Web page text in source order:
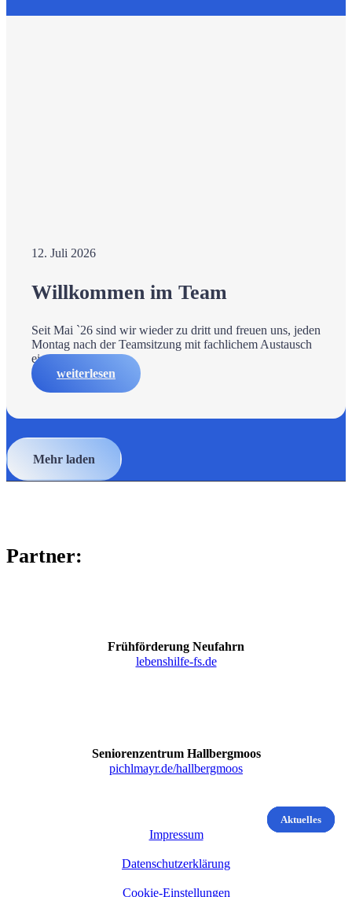
Aktuelles
Aktuelles
Aktuelles
12. Juli 2026
Willkommen im Team
Seit Mai `26 sind wir wieder zu dritt und freuen uns, jeden
Montag nach der Teamsitzung mit fachlichem Austausch
ein…
weiterlesen
Mehr laden
Partner:
Frühförderung Neufahrn
lebenshilfe-fs.de
Seniorenzentrum Hallbergmoos
pichlmayr.de/hallbergmoos
Impressum
Datenschutzerklärung
Cookie-Einstellungen